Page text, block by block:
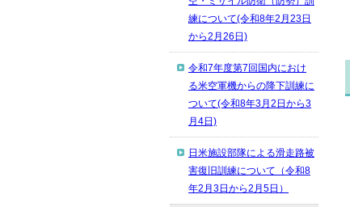
練について(令和8年2月23日
から2月26日)
令和7年度第7回国内におけ
る米空軍機からの降下訓練に
ついて(令和8年3月2日から3
月4日)
日米施設部隊による滑走路被
害復旧訓練について（令和8
年2月3日から2月5日）